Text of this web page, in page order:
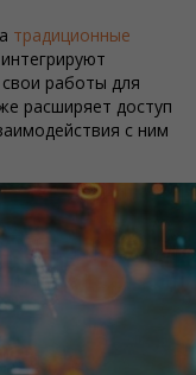
традиционные
работы для
расширяет доступ
с ним